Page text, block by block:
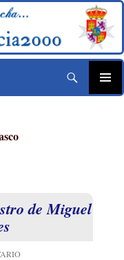
MENÚ
de Miguel